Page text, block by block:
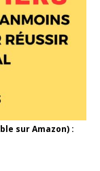
sur Amazon) :